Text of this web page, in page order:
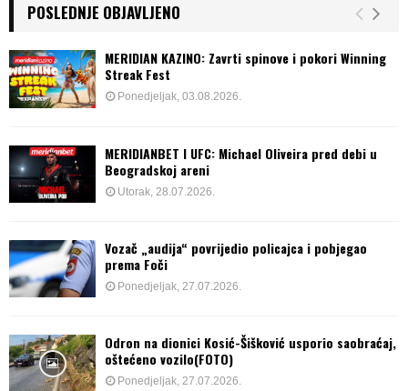
POSLEDNJE OBJAVLJENO
MERIDIAN KAZINO: Zavrti spinove i pokori Winning
Streak Fest
Ponedjeljak, 03.08.2026.
MERIDIANBET I UFC: Michael Oliveira pred debi u
Beogradskoj areni
Utorak, 28.07.2026.
Vozač „audija“ povrijedio policajca i pobjegao
prema Foči
Ponedjeljak, 27.07.2026.
Odron na dionici Kosić-Šišković usporio saobraćaj,
oštećeno vozilo(FOTO)
Ponedjeljak, 27.07.2026.